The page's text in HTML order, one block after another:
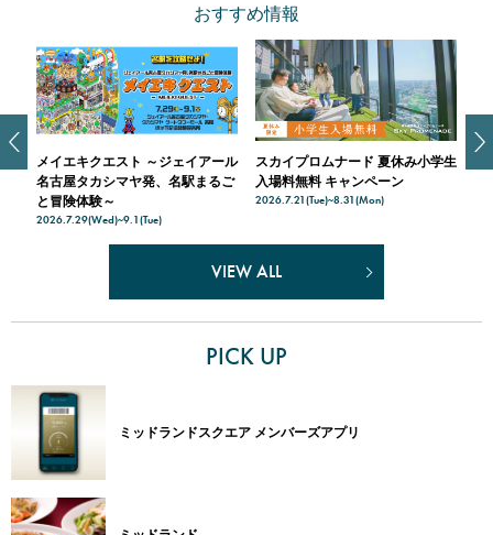
おすすめ情報
メイエキクエスト ～ジェイアール
名古屋タカシマヤ発、名駅まるご
と冒険体験～
2026.7.29(Wed)~9.1(Tue)
スカイプロムナード 夏休み小学生
入場料無料 キャンペーン
2026.7.21(Tue)~8.31(Mon)
VIEW ALL
PICK UP
ミッドランドスクエア メンバーズアプリ